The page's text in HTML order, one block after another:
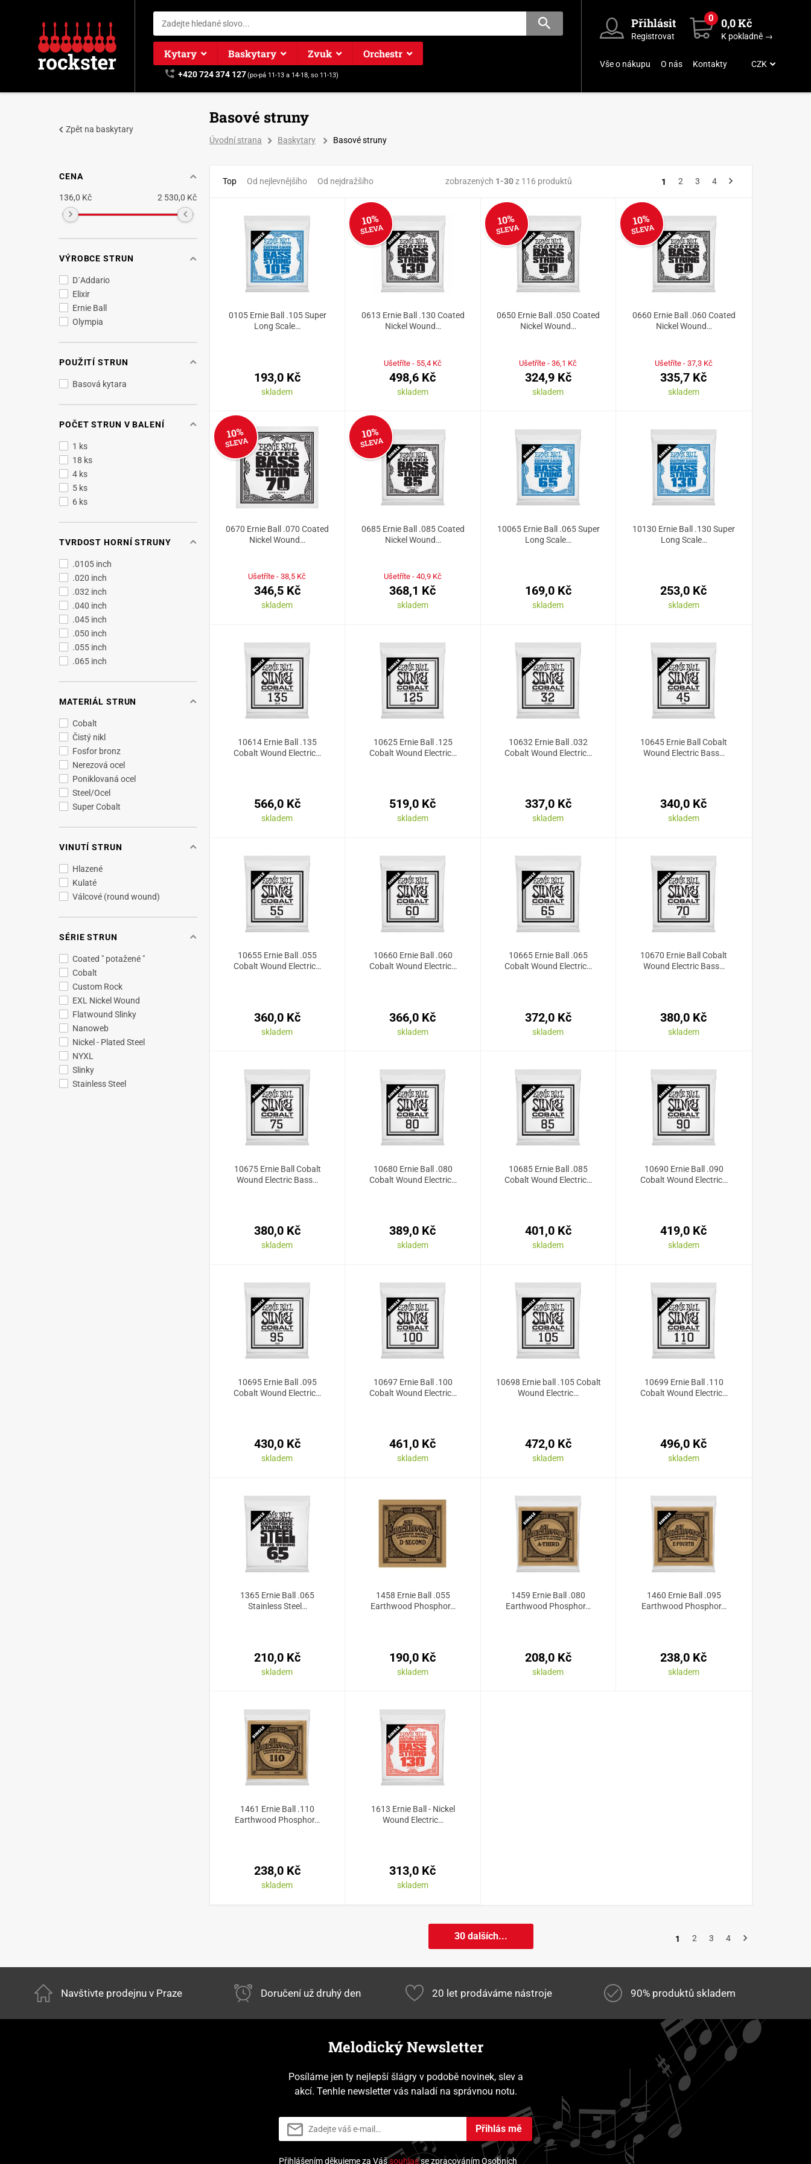
Kytary Baskytary Zvuk Orchestr
+420 724 374 127(po-pá 11-13 a 14-18, so 11-13)
Přihlásit
Registrovat
0 0,0 Kč
K pokladně →
Vše o nákupu O nás Kontakty CZK
Basové struny
Úvodní strana Baskytary Basové struny
Zpět na baskytary
CENA
136,0 Kč 2 530,0 Kč
VÝROBCE STRUN
D´Addario
Elixir
Ernie Ball
Olympia
POUŽITÍ STRUN
Basová kytara
POČET STRUN V BALENÍ
1 ks
18 ks
4 ks
5 ks
6 ks
TVRDOST HORNÍ STRUNY
.0105 inch
.020 inch
.032 inch
.040 inch
.045 inch
.050 inch
.055 inch
.065 inch
MATERIÁL STRUN
Cobalt
Čistý nikl
Fosfor bronz
Nerezová ocel
Poniklovaná ocel
Steel/Ocel
Super Cobalt
VINUTÍ STRUN
Hlazené
Kulaté
Válcové (round wound)
SÉRIE STRUN
Coated " potažené "
Cobalt
Custom Rock
EXL Nickel Wound
Flatwound Slinky
Nanoweb
Nickel - Plated Steel
NYXL
Slinky
Stainless Steel
Top Od nejlevnějšího Od nejdražšího zobrazených 1-30z 116 produktů 1 2 3 4
0105 Ernie Ball .105 Super
Long Scale…
193,0 Kč
skladem
10%
SLEVA
0613 Ernie Ball .130 Coated
Nickel Wound…
Ušetříte - 55,4 Kč
498,6 Kč
skladem
10%
SLEVA
0650 Ernie Ball .050 Coated
Nickel Wound…
Ušetříte - 36,1 Kč
324,9 Kč
skladem
10%
SLEVA
0660 Ernie Ball .060 Coated
Nickel Wound…
Ušetříte - 37,3 Kč
335,7 Kč
skladem
10%
SLEVA
0670 Ernie Ball .070 Coated
Nickel Wound…
Ušetříte - 38,5 Kč
346,5 Kč
skladem
10%
SLEVA
0685 Ernie Ball .085 Coated
Nickel Wound…
Ušetříte - 40,9 Kč
368,1 Kč
skladem
10065 Ernie Ball .065 Super
Long Scale…
169,0 Kč
skladem
10130 Ernie Ball .130 Super
Long Scale…
253,0 Kč
skladem
10614 Ernie Ball .135
Cobalt Wound Electric…
566,0 Kč
skladem
10625 Ernie Ball .125
Cobalt Wound Electric…
519,0 Kč
skladem
10632 Ernie Ball .032
Cobalt Wound Electric…
337,0 Kč
skladem
10645 Ernie Ball Cobalt
Wound Electric Bass…
340,0 Kč
skladem
10655 Ernie Ball .055
Cobalt Wound Electric…
360,0 Kč
skladem
10660 Ernie Ball .060
Cobalt Wound Electric…
366,0 Kč
skladem
10665 Ernie Ball .065
Cobalt Wound Electric…
372,0 Kč
skladem
10670 Ernie Ball Cobalt
Wound Electric Bass…
380,0 Kč
skladem
10675 Ernie Ball Cobalt
Wound Electric Bass…
380,0 Kč
skladem
10680 Ernie Ball .080
Cobalt Wound Electric…
389,0 Kč
skladem
10685 Ernie Ball .085
Cobalt Wound Electric…
401,0 Kč
skladem
10690 Ernie Ball .090
Cobalt Wound Electric…
419,0 Kč
skladem
10695 Ernie Ball .095
Cobalt Wound Electric…
430,0 Kč
skladem
10697 Ernie Ball .100
Cobalt Wound Electric…
461,0 Kč
skladem
10698 Ernie ball .105 Cobalt
Wound Electric…
472,0 Kč
skladem
10699 Ernie Ball .110
Cobalt Wound Electric…
496,0 Kč
skladem
1365 Ernie Ball .065
Stainless Steel…
210,0 Kč
skladem
1458 Ernie Ball .055
Earthwood Phosphor…
190,0 Kč
skladem
1459 Ernie Ball .080
Earthwood Phosphor…
208,0 Kč
skladem
1460 Ernie Ball .095
Earthwood Phosphor…
238,0 Kč
skladem
1461 Ernie Ball .110
Earthwood Phosphor…
238,0 Kč
skladem
1613 Ernie Ball - Nickel
Wound Electric…
313,0 Kč
skladem
30 dalších... 1 2 3 4
Navštivte prodejnu v Praze Doručení už druhý den 20 let prodáváme nástroje 90% produktů skladem
Melodický Newsletter
Posíláme jen ty nejlepší šlágry v podobě novinek, slev a
akcí. Tenhle newsletter vás naladí na správnou notu.
Přihlás mě
Přihlášením děkujeme za Vášsouhlasse zpracováním Osobních